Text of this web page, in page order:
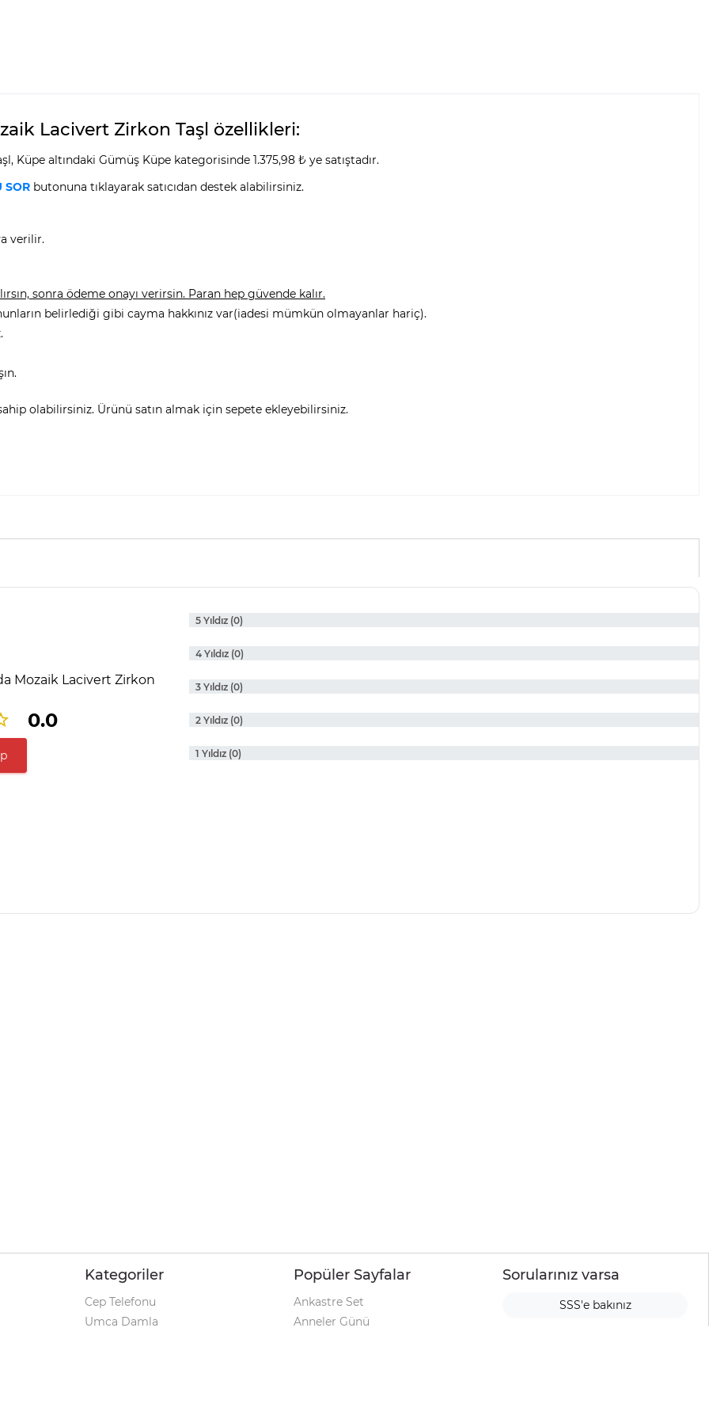
Lacivert Zirkon Taşl özellikleri:
Küpe altındaki Gümüş Küpe kategorisinde 1.375,98 ₺ ye satıştadır.
SOR butonuna tıklayarak satıcıdan destek alabilirsiniz.
verilir.
sonra ödeme onayı verirsin. Paran hep güvende kalır.
belirlediği gibi cayma hakkınız var(iadesi mümkün olmayanlar hariç).
olabilirsiniz. Ürünü satın almak için sepete ekleyebilirsiniz.
Mozaik Lacivert Zirkon
0.0
5 Yıldız (0)
4 Yıldız (0)
3 Yıldız (0)
2 Yıldız (0)
1 Yıldız (0)
Kategoriler
Cep Telefonu
Umca Damla
Popüler Sayfalar
Ankastre Set
Anneler Günü
Sorularınız varsa
SSS'e bakınız